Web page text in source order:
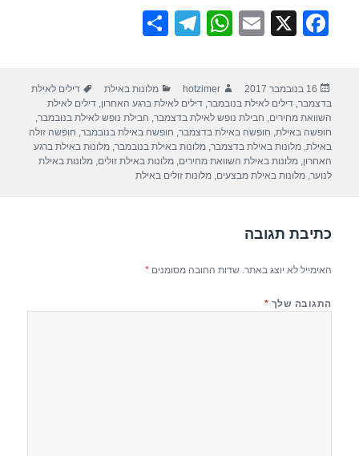
F
e
b
o
o
X
E
W
s
A
p
p
T
gr
a
m
e
פורסם
בתאריך
16 בנובמבר 2017 מחבר
hotzimer קטגוריות
מלונות באילת תגיות
דילים לאילת
בדצמבר,דילים לאילת בנובמבר,דילים לאילת ברגע האחרון,דילים לאילת
השוואת מחירים, חבילת נופש לאילת בדצמבר, חבילת נופש לאילת בנובמבר,
חופשה באילת, חופשה באילת בדצמבר, חופשה באילת בנובמבר, חופשה זולה
באילת,מלונות באילת בדצמבר,מלונות באילת בנובמבר,מלונות באילת ברגע
האחרון,מלונות באילת השוואת מחירים,מלונות באילת זולים,מלונות באילת
לנוער,מלונות באילת מבצעים,מלונות זולים באילת
כתיבת תגובה
האימייל לא יוצג באתר. שדות החובה מסומנים*
התגובה שלך *